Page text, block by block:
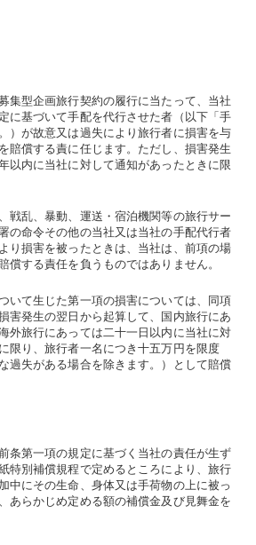
型企画旅行契約の履行に当たって、当社
に基づいて手配を代行させた者（以下「手
）が故意又は過失により旅行者に損害を与
賠償する責に任じます。ただし、損害発生
以内に当社に対して通知があったときに限
戦乱、暴動、運送・宿泊機関等の旅行サー
の命令その他の当社又は当社の手配代行者
り損害を被ったときは、当社は、前項の場
償する責任を負うものではありません。
いて生じた第一項の損害については、同項
害発生の翌日から起算して、国内旅行にあ
外旅行にあっては二十一日以内に当社に対
限り、旅行者一名につき十五万円を限度
過失がある場合を除きます。）として賠償
第一項の規定に基づく当社の責任が生ず
特別補償規程で定めるところにより、旅行
中にその生命、身体又は手荷物の上に被っ
あらかじめ定める額の補償金及び見舞金を